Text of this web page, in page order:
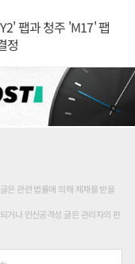
팹과 청주 'M17' 팹
정
은 관련 법률에 의해 제재를 받을
거나 인신공격성 글은 관리자의 판